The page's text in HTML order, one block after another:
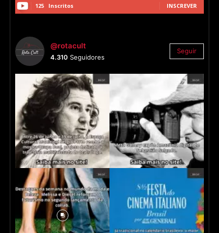
125 Inscritos INSCREVER
@rotacult
4.310 Seguidores
Seguir